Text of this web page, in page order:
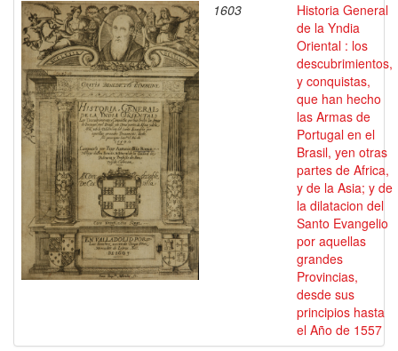
1603
Historia General
de la Yndia
Oriental : los
descubrimientos,
y conquistas,
que han hecho
las Armas de
Portugal en el
Brasil, yen otras
partes de Africa,
y de la Asia; y de
la dilatacion del
Santo Evangelio
por aquellas
grandes
Provincias,
desde sus
principios hasta
el Año de 1557